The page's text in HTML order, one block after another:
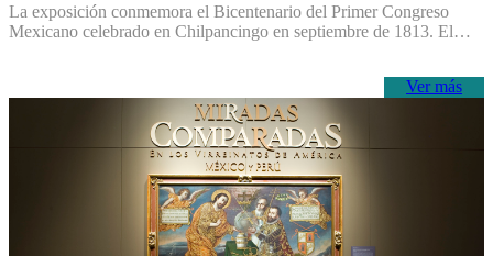
La exposición conmemora el Bicentenario del Primer Congreso
Mexicano celebrado en Chilpancingo en septiembre de 1813. El…
Ver más